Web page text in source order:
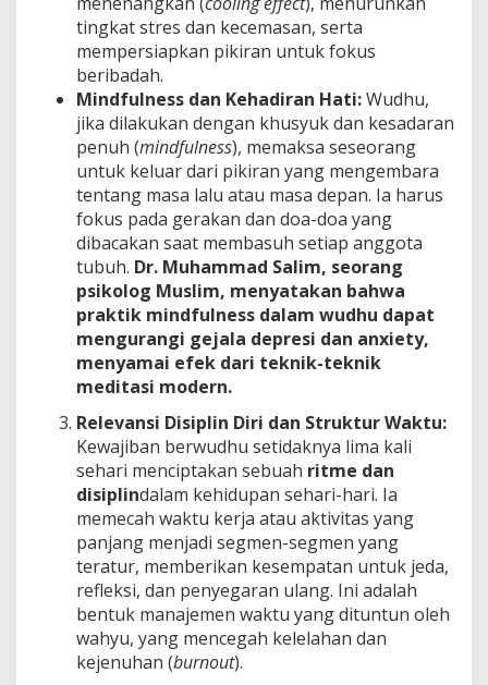
tingkat stres dan kecemasan, serta
mempersiapkan pikiran untuk fokus
beribadah.
Mindfulness dan Kehadiran Hati:Wudhu,
jika dilakukan dengan khusyuk dan kesadaran
penuh (mindfulness), memaksa seseorang
untuk keluar dari pikiran yang mengembara
tentang masa lalu atau masa depan. Ia harus
fokus pada gerakan dan doa-doa yang
dibacakan saat membasuh setiap anggota
tubuh. Dr. Muhammad Salim, seorang
psikolog Muslim, menyatakan bahwa
praktik mindfulness dalam wudhu dapat
mengurangi gejala depresi dan anxiety,
menyamai efek dari teknik-teknik
meditasi modern.
Relevansi Disiplin Diri dan Struktur Waktu:
Kewajiban berwudhu setidaknya lima kali
sehari menciptakan sebuah ritme dan
disiplindalam kehidupan sehari-hari. Ia
memecah waktu kerja atau aktivitas yang
panjang menjadi segmen-segmen yang
teratur, memberikan kesempatan untuk jeda,
refleksi, dan penyegaran ulang. Ini adalah
bentuk manajemen waktu yang dituntun oleh
wahyu, yang mencegah kelelahan dan
kejenuhan (burnout).